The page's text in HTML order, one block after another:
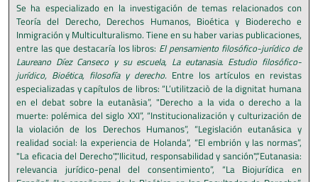
Se ha especializado en la investigación de temas relacionados con
Teoría del Derecho, Derechos Humanos, Bioética y Bioderecho e
Inmigración y Multiculturalismo. Tiene en su haber varias publicaciones,
entre las que destacaría los libros: El pensamiento filosófico-jurídico de
Laureano Díez Canseco y su escuela, La eutanasia. Estudio filosófico-
jurídico, Bioética, filosofía y derecho. Entre los artículos en revistas
especializadas y capítulos de libros: “L’utilitzaciò de la dignitat humana
en el debat sobre la eutanàsia”, "Derecho a la vida o derecho a la
muerte: polémica del siglo XXI”, “Institucionalización y culturización de
la violación de los Derechos Humanos”, “Legislación eutanásica y
realidad social: la experiencia de Holanda”, “El embrión y las normas”,
"La eficacia del Derecho","Ilicitud, responsabilidad y sanción",“Eutanasia:
relevancia jurídico-penal del consentimiento”, “La Biojurídica en